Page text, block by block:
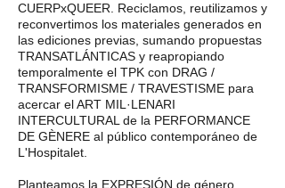
CUERPxQUEER. Reciclamos, reutilizamos y
reconvertimos los materiales generados en
las ediciones previas, sumando propuestas
TRANSATLÁNTICAS y reapropiando
temporalmente el TPK con DRAG /
TRANSFORMISME / TRAVESTISME para
acercar el ART MIL·LENARI
INTERCULTURAL de la PERFORMANCE
DE GÈNERE al público contemporáneo de
L'Hospitalet.
Planteamos la EXPRESIÓN de género